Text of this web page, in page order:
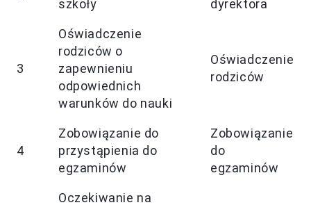
szkoły
dyrektora
3
Oświadczenie
rodziców o
zapewnieniu
odpowiednich
warunków do nauki
Oświadczenie
rodziców
4
Zobowiązanie do
przystąpienia do
egzaminów
Zobowiązanie
do
egzaminów
Oczekiwanie na